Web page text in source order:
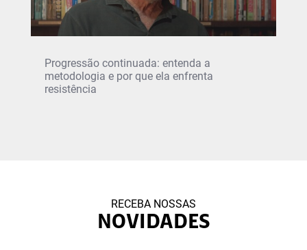
Progressão continuada: entenda a
metodologia e por que ela enfrenta
resistência
RECEBA NOSSAS
NOVIDADES